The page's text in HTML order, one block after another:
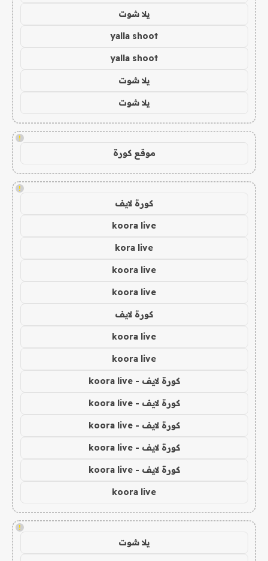
يلا شوت
yalla shoot
yalla shoot
يلا شوت
يلا شوت
!
موقع كورة
!
كورة لايف
koora live
kora live
koora live
koora live
كورة لايف
koora live
koora live
كورة لايف - koora live
كورة لايف - koora live
كورة لايف - koora live
كورة لايف - koora live
كورة لايف - koora live
koora live
!
يلا شوت